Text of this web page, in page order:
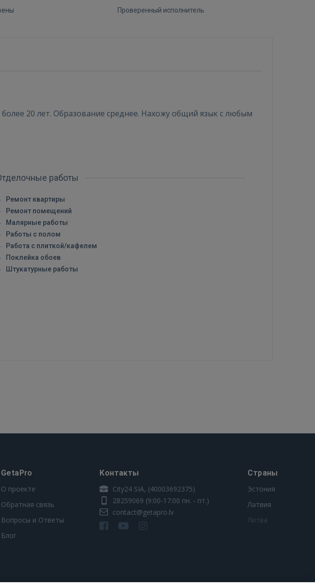
Запомнить?
Apple
Проверенный исполнитель
20 лет. Образование среднее. Нахожу общий язык с любым
работы
Ремонт квартиры
Ремонт помещений
Малярные работы
Работы с полом
Работа с плиткой/кафелем
Поклейка обоев
Штукатурные работы
GetaPro
О проекте
Обратная связь
Вопросы и Ответы
Блог
Контакты
City24 SIA, (40003692375)
28259069 (9:00-17:00 пн. - пт.)
contact@getapro.lv
Страны
Эстония
Латвия
Литва